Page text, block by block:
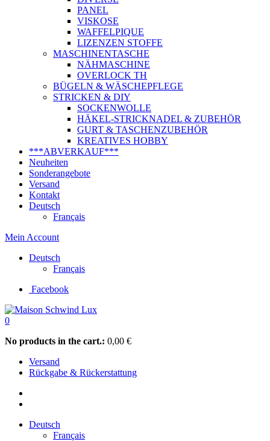
PANEL
VISKOSE
WAFFELPIQUE
LIZENZEN STOFFE
MASCHINENTASCHE
NÄHMASCHINE
OVERLOCK TH
BÜGELN & WÄSCHEPFLEGE
STRICKEN & DIY
SOCKENWOLLE
HÄKEL-STRICKNADEL & ZUBEHÖR
GURT & TASCHENZUBEHÖR
KREATIVES HOBBY
***ABVERKAUF***
Neuheiten
Sonderangebote
Versand
Kontakt
Deutsch
Français
Mein Account
Deutsch
Français
Facebook
0
No products in the cart.: 0,00 €
Versand
Rückgabe & Rückerstattung
Deutsch
Français